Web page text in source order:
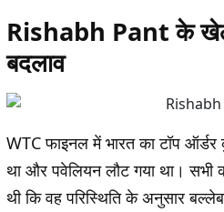
Rishabh Pant के खेल
बदलाव
WTC फाइनल में भारत का टॉप
था और पवेलियन लौट गया था।
थी कि वह परिस्थिति के अनुसार